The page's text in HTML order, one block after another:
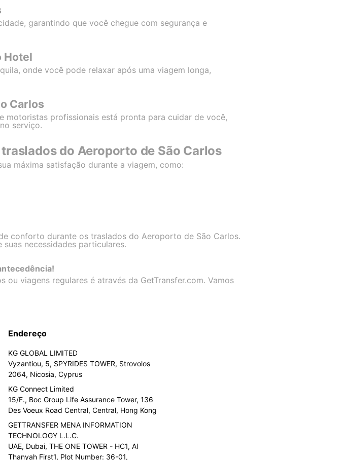
garantindo que você chegue com segurança e
Hotel
onde você pode relaxar após uma viagem longa,
Carlos
motoristas profissionais está pronta para cuidar de você,
serviço.
do Aeroporto de São Carlos
máxima satisfação durante a viagem, como:
conforto durante os traslados do Aeroporto de São Carlos.
necessidades particulares.
viagens regulares é através da GetTransfer.com. Vamos
Endereço
KG GLOBAL LIMITED
Vyzantiou, 5, SPYRIDES TOWER, Strovolos
2064, Nicosia, Cyprus
KG Connect Limited
15/F., Boc Group Life Assurance Tower, 136
Des Voeux Road Central, Central, Hong Kong
GETTRANSFER MENA INFORMATION
TECHNOLOGY L.L.C.
UAE, Dubai, THE ONE TOWER - HC1, Al
Thanyah First1, Plot Number: 36-01,